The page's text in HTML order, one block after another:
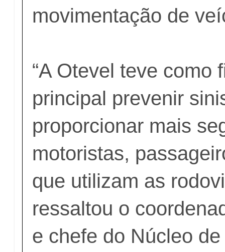
movimentação de
“A Otevel teve como
principal prevenir
proporcionar mais
motoristas,
que utilizam as
ressaltou o
e chefe do Núcleo